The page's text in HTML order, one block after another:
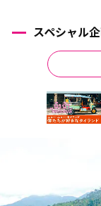
スペシャル